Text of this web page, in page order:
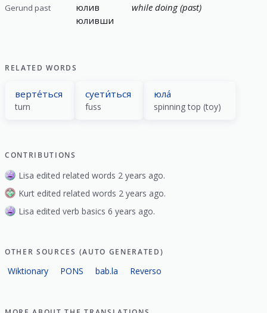
Gerund past
юлив
юливши
while doing (past)
RELATED WORDS
верте́ться
turn
суети́ться
fuss
юла́
spinning top (toy)
CONTRIBUTIONS
Lisa edited related words 2 years ago.
Kurt edited related words 2 years ago.
Lisa edited verb basics 6 years ago.
OTHER SOURCES (AUTO GENERATED)
Wiktionary PONS bab.la Reverso